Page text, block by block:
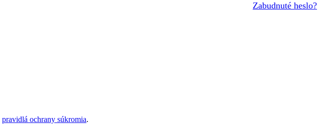
Zabudnuté heslo?
pravidlá ochrany súkromia.